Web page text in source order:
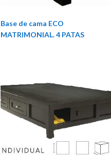
Base de cama ECO
MATRIMONIAL. 4 PATAS